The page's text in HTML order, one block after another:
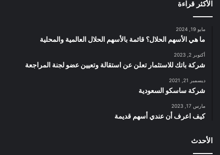
الأكثر قراءة
مايو 19, 2024
ما هي الأسهم الحلال؟ قائمة بالأسهم الحلال العالمية والمحلية
أكتوبر 2, 2023
شركة باتك للاستثمار تعلن عن استقالة وتعيين عضو لجنة المراجعة
ديسمبر 21, 2021
شركة ساسكو السعودية
مارس 17, 2023
كيف اعرف أن عندي أسهم قديمة
الأحدث